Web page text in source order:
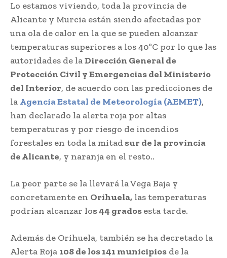
Lo estamos viviendo, toda la provincia de
Alicante y Murcia están siendo afectadas por
una ola de calor en la que se pueden alcanzar
temperaturas superiores a los 40ºC por lo que las
autoridades de laDirección General de
Protección Civil y Emergencias del Ministerio
del Interior, de acuerdo con las predicciones de
la Agencia Estatal de Meteorología (AEMET),
han declarado la alerta roja por altas
temperaturas y por riesgo de incendios
forestales en toda la mitad sur de la provincia
de Alicante, y naranja en el resto..
La peor parte se la llevará la Vega Baja y
concretamente en Orihuela, las temperaturas
podrían alcanzar los 44 gradosesta tarde.
Además de Orihuela, también se ha decretado la
Alerta Roja 108 de los 141 municipios de la